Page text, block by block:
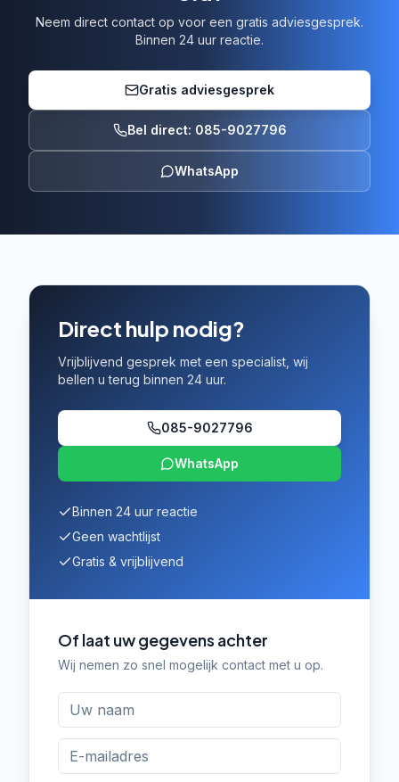
Neem direct contact op voor een gratis adviesgesprek.
Binnen 24 uur reactie.
Gratis adviesgesprek
Bel direct: 085-9027796
WhatsApp
Direct hulp nodig?
Vrijblijvend gesprek met een specialist, wij
bellen u terug binnen 24 uur.
085-9027796
WhatsApp
Binnen 24 uur reactie
Geen wachtlijst
Gratis & vrijblijvend
Of laat uw gegevens achter
Wij nemen zo snel mogelijk contact met u op.